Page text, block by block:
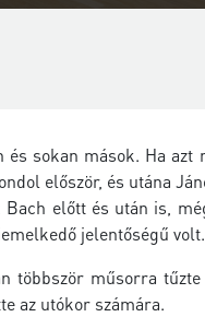
sokan mások. Ha azt
először, és utána
előtt és után is,
jelentőségű volt.
többször műsorra
az utókor számára.